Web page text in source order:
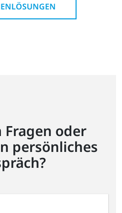
Fragen oder
persönliches